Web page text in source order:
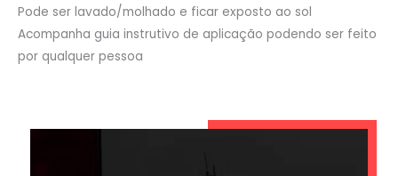
Pode ser lavado/molhado e ficar exposto ao sol
Acompanha guia instrutivo de aplicação podendo ser feito
por qualquer pessoa